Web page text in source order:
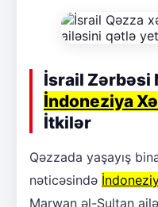
İsrail Zərbəsi
İndoneziya
İtkilər
Qəzzada yaşayış
nəticəsində
Marwan əl-Sultan